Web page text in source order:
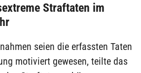
Straftaten im
seien die erfassten Taten
motiviert gewesen, teilte das